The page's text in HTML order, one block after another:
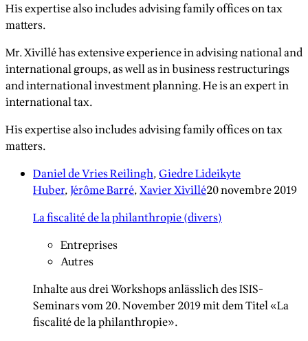
His expertise also includes advising family offices on tax
matters.
Mr. Xivillé has extensive experience in advising national and
international groups, as well as in business restructurings
and international investment planning. He is an expert in
international tax.
His expertise also includes advising family offices on tax
matters.
Daniel de Vries Reilingh,Giedre Lideikyte
Huber, Jérôme Barré,Xavier Xivillé20 novembre 2019
La fiscalité de la philanthropie (divers)
Entreprises
Autres
Inhalte aus drei Workshops anlässlich des ISIS-
Seminars vom 20. November 2019 mit dem Titel «La
fiscalité de la philanthropie».